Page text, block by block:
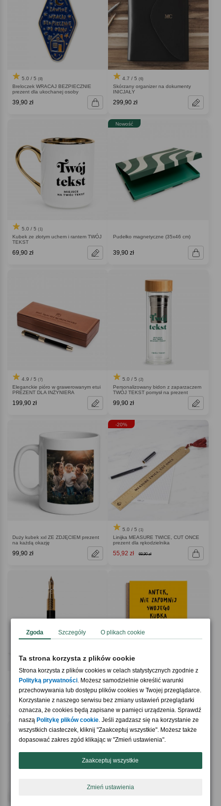
5.0 / 5 (8)
Breloczek WRACAJ BEZPIECZNIE
prezent dla ukochanej osoby
39,90 zł
4.7 / 5 (6)
Skórzany organizer na dokumenty
INICJAŁY
299,90 zł
5.0 / 5 (1)
Kubek ze złotym uchem i rantem TWÓJ
TEKST
69,90 zł
Nowość
Pudełko magnetyczne (35x46 cm)
39,90 zł
4.9 / 5 (7)
Eleganckie pióro w grawerowanym etui
PREZENT DLA INŻYNIERA
199,90 zł
5.0 / 5 (2)
Personalizowany bidon z zaparzaczem
TWÓJ TEKST pomysł na prezent
99,90 zł
Duży kubek xxl ZE ZDJĘCIEM prezent
na każdą okazję
99,90 zł
-20%
5.0 / 5 (1)
Linijka MEASURE TWICE, CUT ONCE
prezent dla rękodzielnika
55,92 zł 69,90 zł
Wieczne pióro z grawerem PREZENT
DLA PANI INŻYNIER
189,90 zł
Kartka na odejśćie z pracy ZDRAJCA
19,90 zł
Zgoda Szczegóły O plikach cookie
Ta strona korzysta z plików cookie
Strona korzysta z plików cookies w celach statystycznych zgodnie z
Polityką prywatności. Możesz samodzielnie określić warunki
przechowywania lub dostępu plików cookies w Twojej przeglądarce.
Korzystanie z naszego serwisu bez zmiany ustawień przeglądarki
oznacza, że cookies będą zapisane w pamięci urządzenia. Sprawdź
naszą Politykę plików cookie. Jeśli zgadzasz się na korzystanie ze
wszystkich ciasteczek, kliknij "Zaakceptuj wszystkie". Możesz także
dopasować zakres zgód klikając w "Zmień ustawienia".
Zaakceptuj wszystkie
Zmień ustawienia